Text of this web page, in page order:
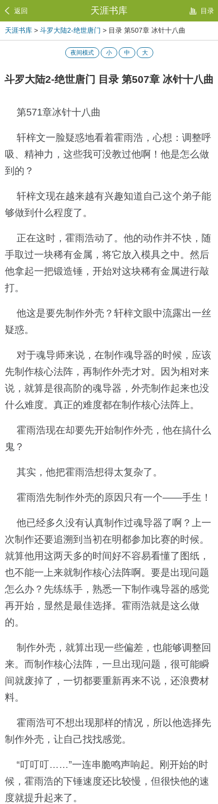
返回 天涯书库 目录
天涯书库 > 斗罗大陆2-绝世唐门 > 目录 第507章 冰针十八曲
夜间模式 小 中 大
斗罗大陆2-绝世唐门 目录 第507章 冰针十八曲
第571章冰针十八曲
轩梓文一脸疑惑地看着霍雨浩，心想：调整呼
吸、精神力，这些我可没教过他啊！他是怎么做
到的？
轩梓文现在越来越有兴趣知道自己这个弟子能
够做到什么程度了。
正在这时，霍雨浩动了。他的动作并不快，随
手取过一块稀有金属，将它放入模具之中。然后
他拿起一把锻造锤，开始对这块稀有金属进行敲
打。
他这是要先制作外壳？轩梓文眼中流露出一丝
疑惑。
对于魂导师来说，在制作魂导器的时候，应该
先制作核心法阵，再制作外壳才对。因为相对来
说，就算是很高阶的魂导器，外壳制作起来也没
什么难度。真正的难度都在制作核心法阵上。
霍雨浩现在却要先开始制作外壳，他在搞什么
鬼？
其实，他把霍雨浩想得太复杂了。
霍雨浩先制作外壳的原因只有一个——手生！
他已经多久没有认真制作过魂导器了啊？上一
次制作还要追溯到当初在明都参加比赛的时候。
就算他用这两天多的时间好不容易看懂了图纸，
也不能一上来就制作核心法阵啊。要是出现问题
怎么办？先练练手，熟悉一下制作魂导器的感觉
再开始，显然是最佳选择。霍雨浩就是这么做
的。
制作外壳，就算出现一些偏差，也能够调整回
来。而制作核心法阵，一旦出现问题，很可能瞬
间就废掉了，一切都要重新再来不说，还浪费材
料。
霍雨浩可不想出现那样的情况，所以他选择先
制作外壳，让自己找找感觉。
“叮叮叮……”一连串脆鸣声响起。刚开始的时
候，霍雨浩的下锤速度还比较慢，但很快他的速
度就提升起来了。